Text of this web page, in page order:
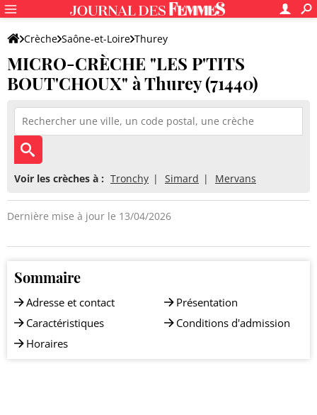
Crèche Saône-et-Loire Thurey
MICRO-CRÈCHE "LES P'TITS BOUT'CHOUX"
MICRO-CRÈCHE "LES P'TITS
BOUT'CHOUX" à Thurey (71440)
Voir les crèches à : Tronchy Simard Mervans
Dernière mise à jour le 13/04/2026
Sommaire
Adresse et contact
Caractéristiques
Horaires
Présentation
Conditions d'admission